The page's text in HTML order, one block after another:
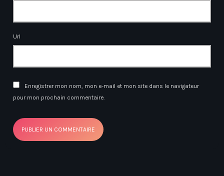
Url
Enregistrer mon nom, mon e-mail et mon site dans le navigateur
pour mon prochain commentaire.